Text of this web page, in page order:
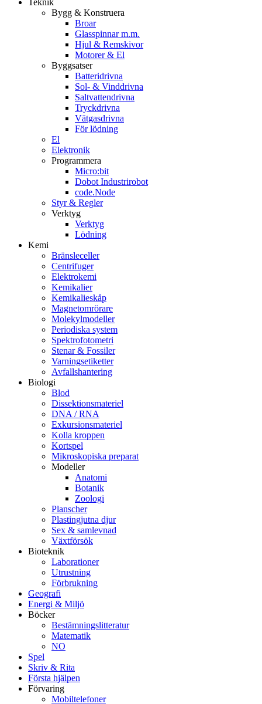
Teknik
Bygg & Konstruera
Broar
Glasspinnar m.m.
Hjul & Remskivor
Motorer & El
Byggsatser
Batteridrivna
Sol- & Vinddrivna
Saltvattendrivna
Tryckdrivna
Vätgasdrivna
För lödning
El
Elektronik
Programmera
Micro:bit
Dobot Industrirobot
code.Node
Styr & Regler
Verktyg
Verktyg
Lödning
Kemi
Bränsleceller
Centrifuger
Elektrokemi
Kemikalier
Kemikalieskåp
Magnetomrörare
Molekylmodeller
Periodiska system
Spektrofotometri
Stenar & Fossiler
Varningsetiketter
Avfallshantering
Biologi
Blod
Dissektionsmateriel
DNA / RNA
Exkursionsmateriel
Kolla kroppen
Kortspel
Mikroskopiska preparat
Modeller
Anatomi
Botanik
Zoologi
Planscher
Plastingjutna djur
Sex & samlevnad
Växtförsök
Bioteknik
Laborationer
Utrustning
Förbrukning
Geografi
Energi & Miljö
Böcker
Bestämningslitteratur
Matematik
NO
Spel
Skriv & Rita
Första hjälpen
Förvaring
Mobiltelefoner